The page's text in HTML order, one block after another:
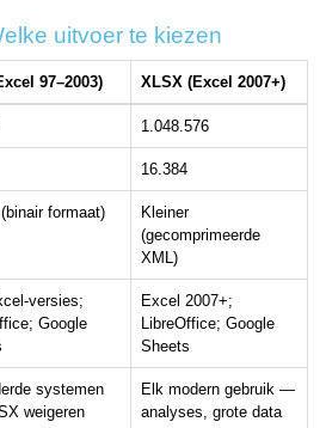
uitvoer te kiezen
97–2003) XLSX (Excel 2007+)
1.048.576
16.384
formaat)
Kleiner
(gecomprimeerde
XML)
versies;
Google
Excel 2007+;
LibreOffice; Google
Sheets
systemen
weigeren
Elk modern gebruik —
analyses, grote data